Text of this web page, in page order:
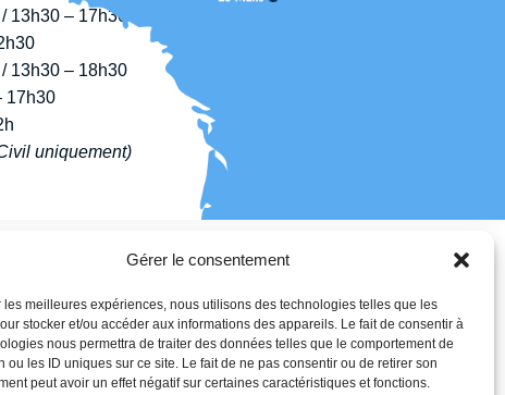
Gérer le consentement
les meilleures expériences, nous utilisons des technologies telles que les
stocker et/ou accéder aux informations des appareils. Le fait de consentir à
nous permettra de traiter des données telles que le comportement de
ou les ID uniques sur ce site. Le fait de ne pas consentir ou de retirer son
peut avoir un effet négatif sur certaines caractéristiques et fonctions.
13h30 – 17h30
13h30 – 18h30
17h30
uniquement)